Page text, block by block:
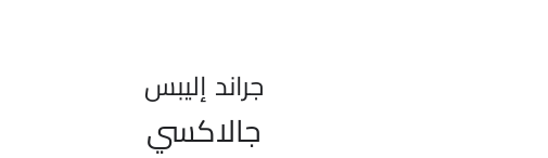
جراند إليبس
جالاكسي